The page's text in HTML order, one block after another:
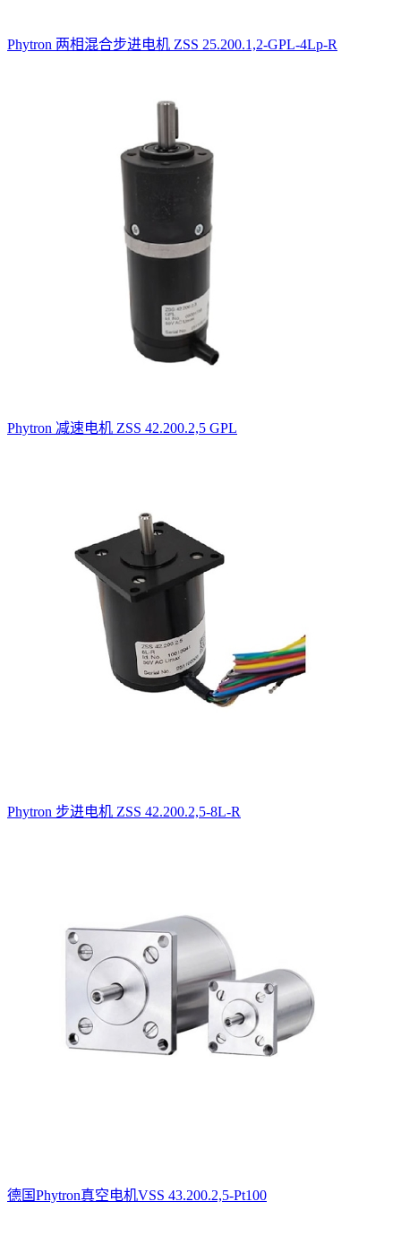
Phytron 两相混合步进电机 ZSS 25.200.1,2-GPL-4Lp-R
Phytron 减速电机 ZSS 42.200.2,5 GPL
Phytron 步进电机 ZSS 42.200.2,5-8L-R
德国Phytron真空电机VSS 43.200.2,5-Pt100